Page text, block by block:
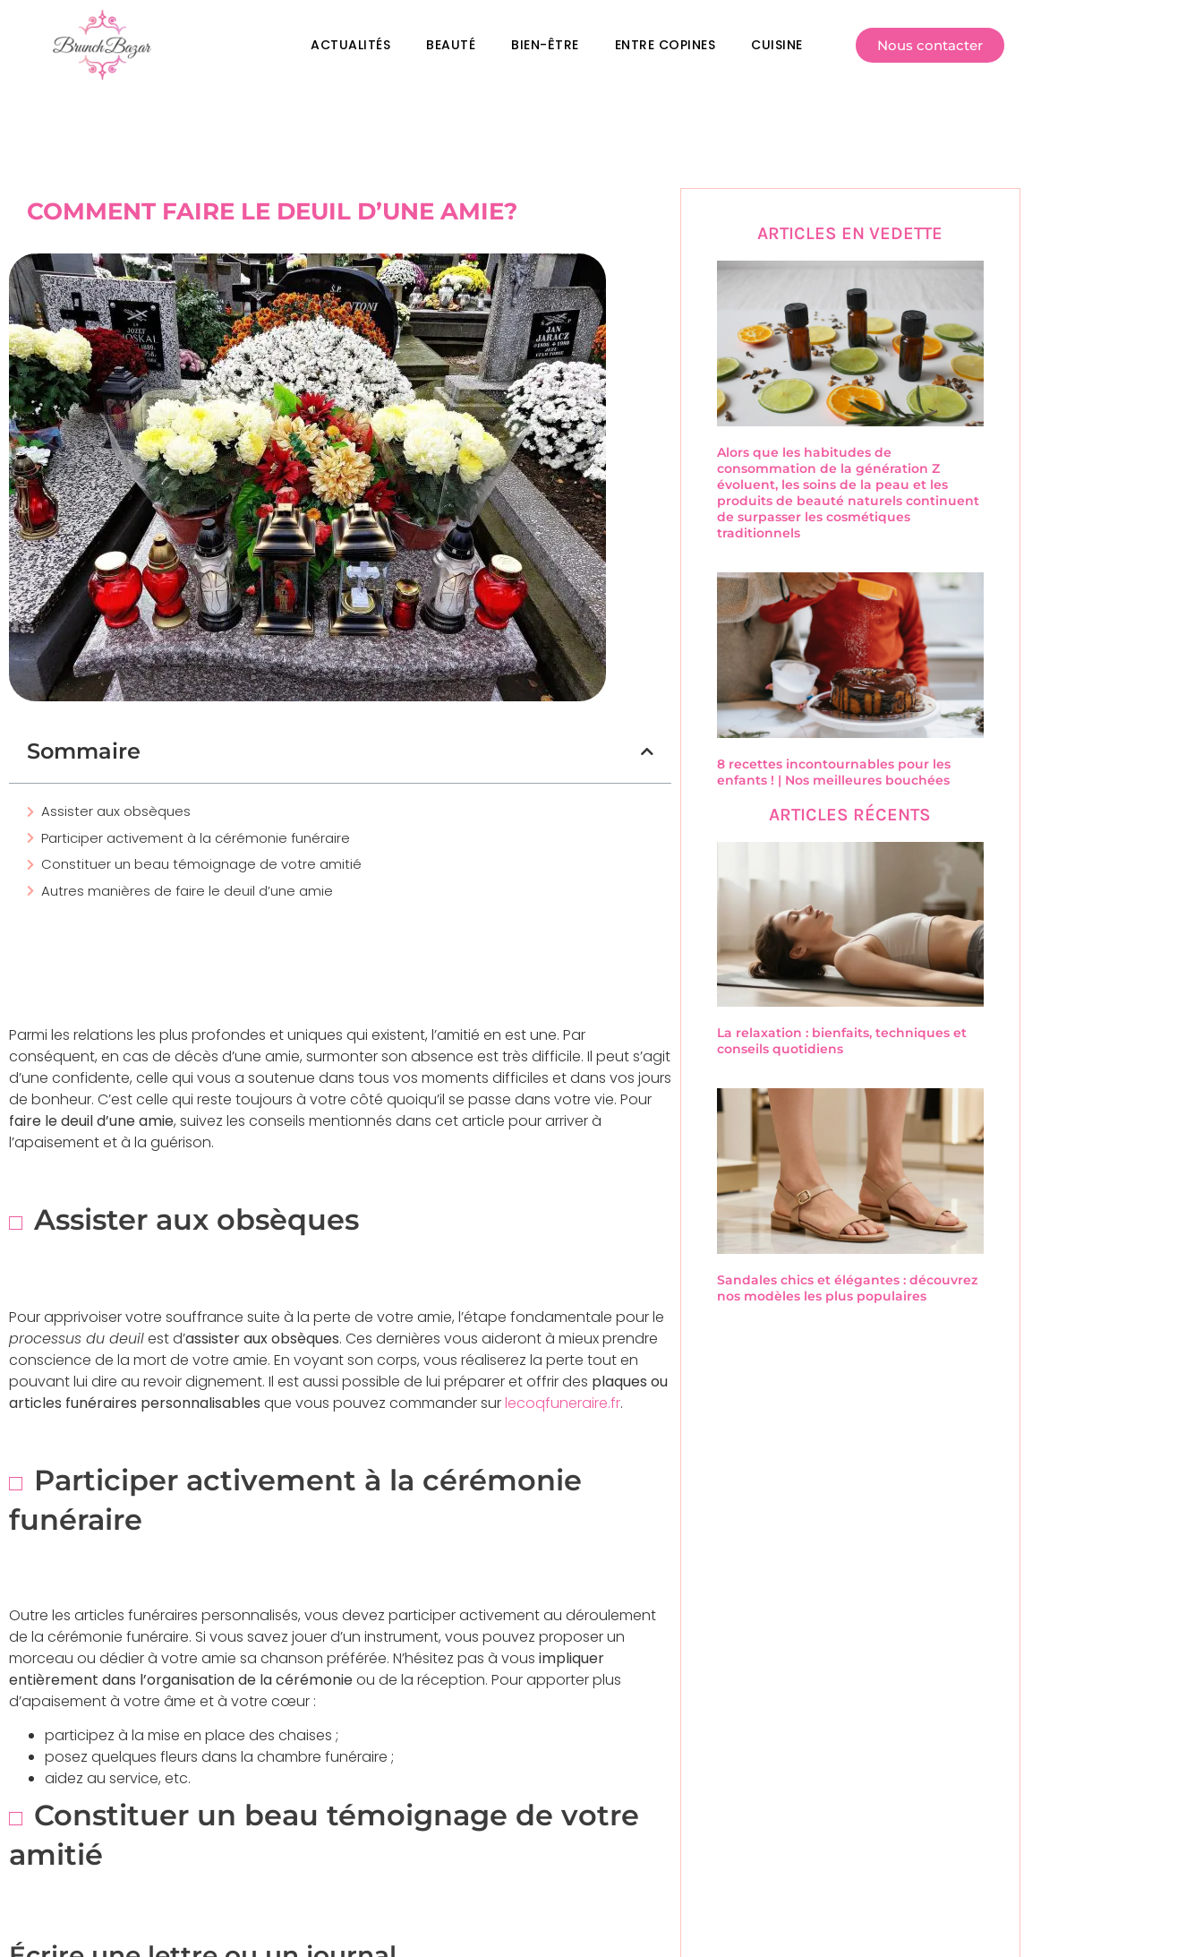
ACTUALITÉS BEAUTÉ BIEN-ÊTRE ENTRE COPINES CUISINE Nous contacter
COMMENT FAIRE LE DEUIL D’UNE AMIE?
Sommaire
Assister aux obsèques
Participer activement à la cérémonie funéraire
Constituer un beau témoignage de votre amitié
Autres manières de faire le deuil d’une amie
Parmi les relations les plus profondes et uniques qui existent, l’amitié en est une. Par
conséquent, en cas de décès d’une amie, surmonter son absence est très difficile. Il peut s’agit
d’une confidente, celle qui vous a soutenue dans tous vos moments difficiles et dans vos jours
de bonheur. C’est celle qui reste toujours à votre côté quoiqu’il se passe dans votre vie. Pour
faire le deuil d’une amie, suivez les conseils mentionnés dans cet article pour arriver à
l’apaisement et à la guérison.
Assister aux obsèques
Pour apprivoiser votre souffrance suite à la perte de votre amie, l’étape fondamentale pour le
processus du deuilest d’assister aux obsèques. Ces dernières vous aideront à mieux prendre
conscience de la mort de votre amie. En voyant son corps, vous réaliserez la perte tout en
pouvant lui dire au revoir dignement. Il est aussi possible de lui préparer et offrir des plaques ou
articles funéraires personnalisables que vous pouvez commander surlecoqfuneraire.fr.
Participer activement à la cérémonie
funéraire
Outre les articles funéraires personnalisés, vous devez participer activement au déroulement
de la cérémonie funéraire. Si vous savez jouer d’un instrument, vous pouvez proposer un
morceau ou dédier à votre amie sa chanson préférée. N’hésitez pas à vous impliquer
entièrement dans l’organisation de la cérémonieou de la réception. Pour apporter plus
d’apaisement à votre âme et à votre cœur :
participez à la mise en place des chaises ;
posez quelques fleurs dans la chambre funéraire ;
aidez au service, etc.
Constituer un beau témoignage de votre
amitié
ARTICLES EN VEDETTE
Alors que les habitudes de
consommation de la génération Z
évoluent, les soins de la peau et les
produits de beauté naturels continuent
de surpasser les cosmétiques
traditionnels
8 recettes incontournables pour les
enfants ! | Nos meilleures bouchées
ARTICLES RÉCENTS
La relaxation : bienfaits, techniques et
conseils quotidiens
Sandales chics et élégantes : découvrez
nos modèles les plus populaires